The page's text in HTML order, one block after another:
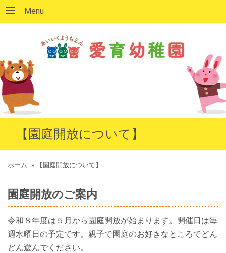
Menu
【園庭開放について】
ホーム » 【園庭開放について】
園庭開放のご案内
令和８年度は５月から園庭開放が始まります。開催日は毎
週水曜日の予定です。親子で園庭のお好きなところでどん
どん遊んでください。